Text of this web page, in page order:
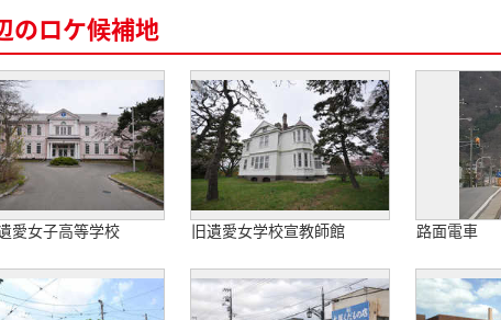
のロケ候補地
愛女子高等学校 旧遺愛女学校宣教師館 路面電車